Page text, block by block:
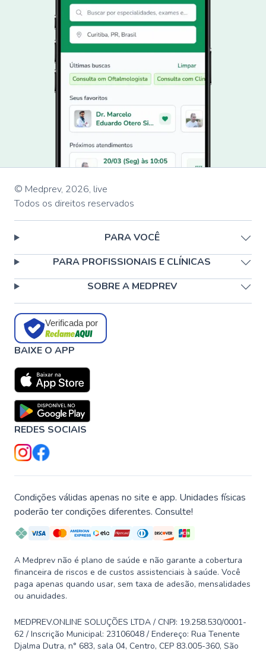
© Medprev, 2026, live
Todos os direitos reservados
PARA VOCÊ
PARA PROFISSIONAIS E CLÍNICAS
SOBRE A MEDPREV
Verificada por
BAIXE O APP
REDES SOCIAIS
Condições válidas apenas no site e app. Unidades físicas
poderão ter condições diferentes. Consulte!
A Medprev não é plano de saúde e não garante a cobertura
financeira de riscos e de custos assistenciais à saúde. Você
paga apenas quando usar, sem taxa de adesão, mensalidades
ou anuidades.
MEDPREV.ONLINE SOLUÇÕES LTDA / CNPJ: 19.258.530/0001-
62 / Inscrição Municipal: 23106048 / Endereço: Rua Tenente
Djalma Dutra, n° 683, sala 04, Centro, CEP 83.005-360, São